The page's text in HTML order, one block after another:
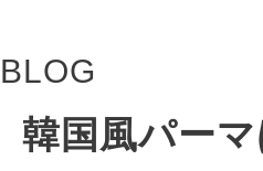
BLOG
韓国風パー